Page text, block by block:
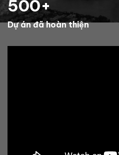
500+
Dự án đã hoàn thiện